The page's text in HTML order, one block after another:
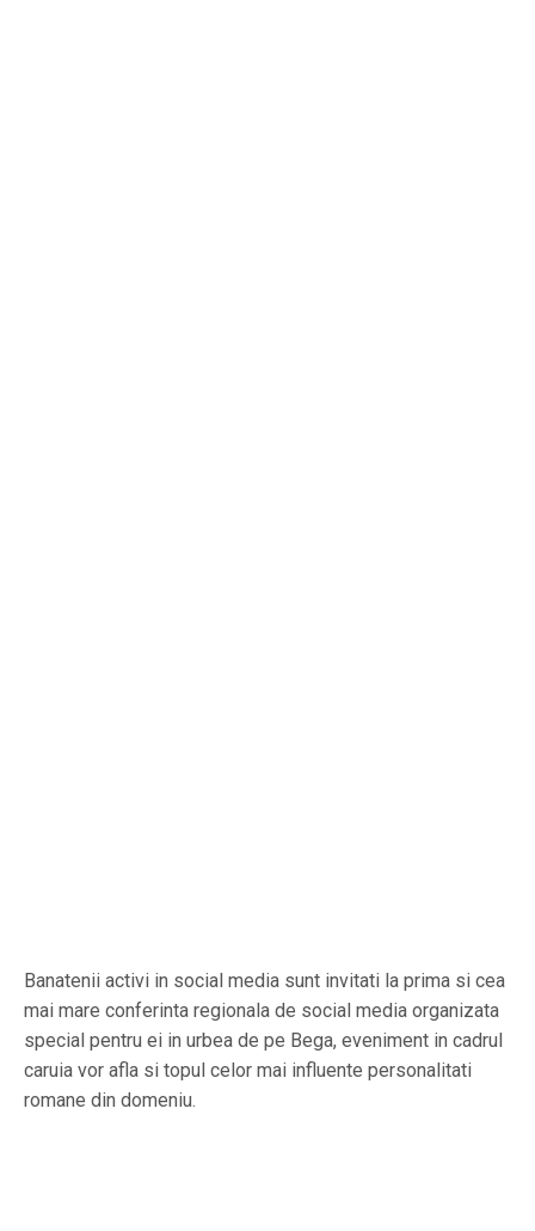
Banatenii activi in social media sunt invitati la prima si cea
mai mare conferinta regionala de social media organizata
special pentru ei in urbea de pe Bega, eveniment in cadrul
caruia vor afla si topul celor mai influente personalitati
romane din domeniu.